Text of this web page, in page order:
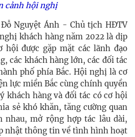
cảnh hội nghị
Nguyệt Ánh - Chủ tịch HĐTV
khách hàng năm 2022 là dịp
hội được gặp mặt các lãnh đạo
các khách hàng lớn, các đối tác
phố phía Bắc. Hội nghị là cơ
lực miền Bắc cùng chính quyền
khách hàng và đối tác có cơ hội
sẻ khó khăn, tăng cường quan
nhau, mở rộng hợp tác lâu dài,
nhật thông tin về tình hình hoạt